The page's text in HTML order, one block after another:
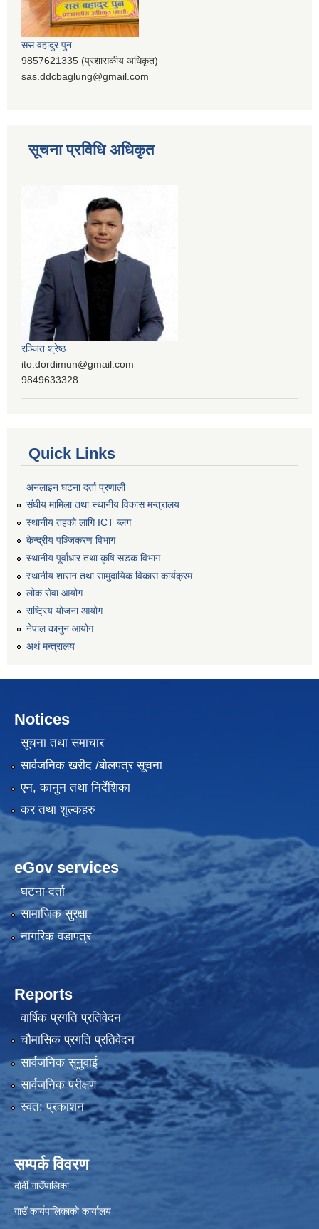
सस वहादुर पुन
9857621335 (प्रशासकीय अधिकृत)
sas.ddcbaglung@gmail.com
सूचना प्रविधि अधिकृत
रञ्‍जित श्रेष्ठ
ito.dordimun@gmail.com
9849633328
Quick Links
अनलाइन घटना दर्ता प्रणाली
संघीय मामिला तथा स्थानीय विकास मन्त्रालय
स्थानीय तहको लागि ICT ब्लग
केन्द्रीय पञ्जिकरण विभाग
स्थानीय पूर्वाधार तथा कृषि सडक विभाग
स्थानीय शासन तथा सामुदायिक विकास कार्यक्रम
लोक सेवा आयोग
राष्ट्रिय योजना आयोग
नेपाल कानुन आयोग
अर्थ मन्त्रालय
Notices
सूचना तथा समाचार
सार्वजनिक खरीद /बोलपत्र सूचना
एन, कानुन तथा निर्देशिका
कर तथा शुल्कहरु
eGov services
घटना दर्ता
सामाजिक सुरक्षा
नागरिक वडापत्र
Reports
वार्षिक प्रगति प्रतिवेदन
चौमासिक प्रगति प्रतिवेदन
सार्वजनिक सुनुवाई
सार्वजनिक परीक्षण
स्वत: प्रकाशन
सम्पर्क विवरण
दोर्दी गाउँपालिका
गाउँ कार्यपालिकाको कार्यालय